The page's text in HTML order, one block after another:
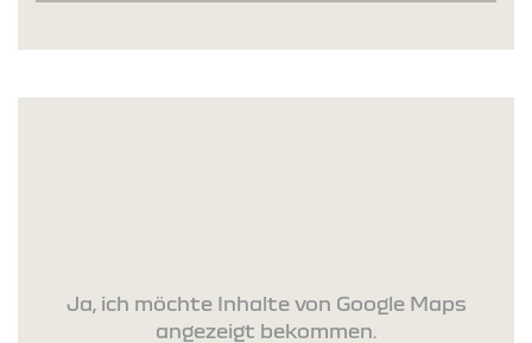
Ja, ich möchte Inhalte von Google Maps
angezeigt bekommen.